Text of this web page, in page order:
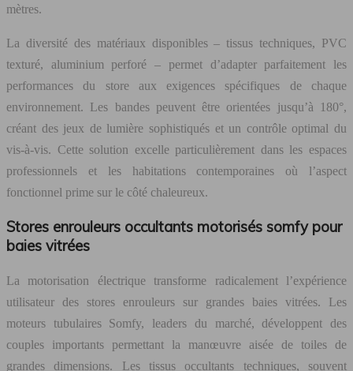
mètres.
La diversité des matériaux disponibles – tissus techniques, PVC
texturé, aluminium perforé – permet d’adapter parfaitement les
performances du store aux exigences spécifiques de chaque
environnement. Les bandes peuvent être orientées jusqu’à 180°,
créant des jeux de lumière sophistiqués et un contrôle optimal du
vis-à-vis. Cette solution excelle particulièrement dans les espaces
professionnels et les habitations contemporaines où l’aspect
fonctionnel prime sur le côté chaleureux.
Stores enrouleurs occultants motorisés somfy pour
baies vitrées
La motorisation électrique transforme radicalement l’expérience
utilisateur des stores enrouleurs sur grandes baies vitrées. Les
moteurs tubulaires Somfy, leaders du marché, développent des
couples importants permettant la manœuvre aisée de toiles de
grandes dimensions. Les tissus occultants techniques, souvent